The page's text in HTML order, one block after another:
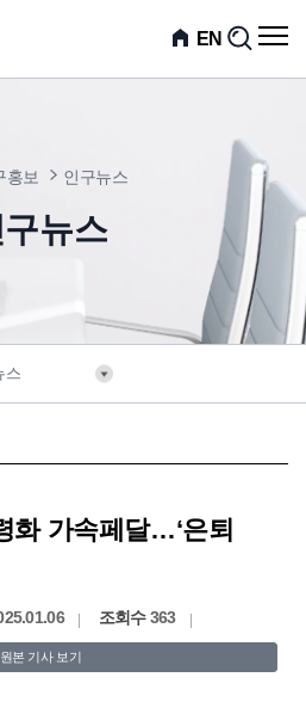
EN
검
전
메
홍보
인구뉴스
구뉴스
스
화 가속페달…‘은퇴
조회수363
원본 기사 보기